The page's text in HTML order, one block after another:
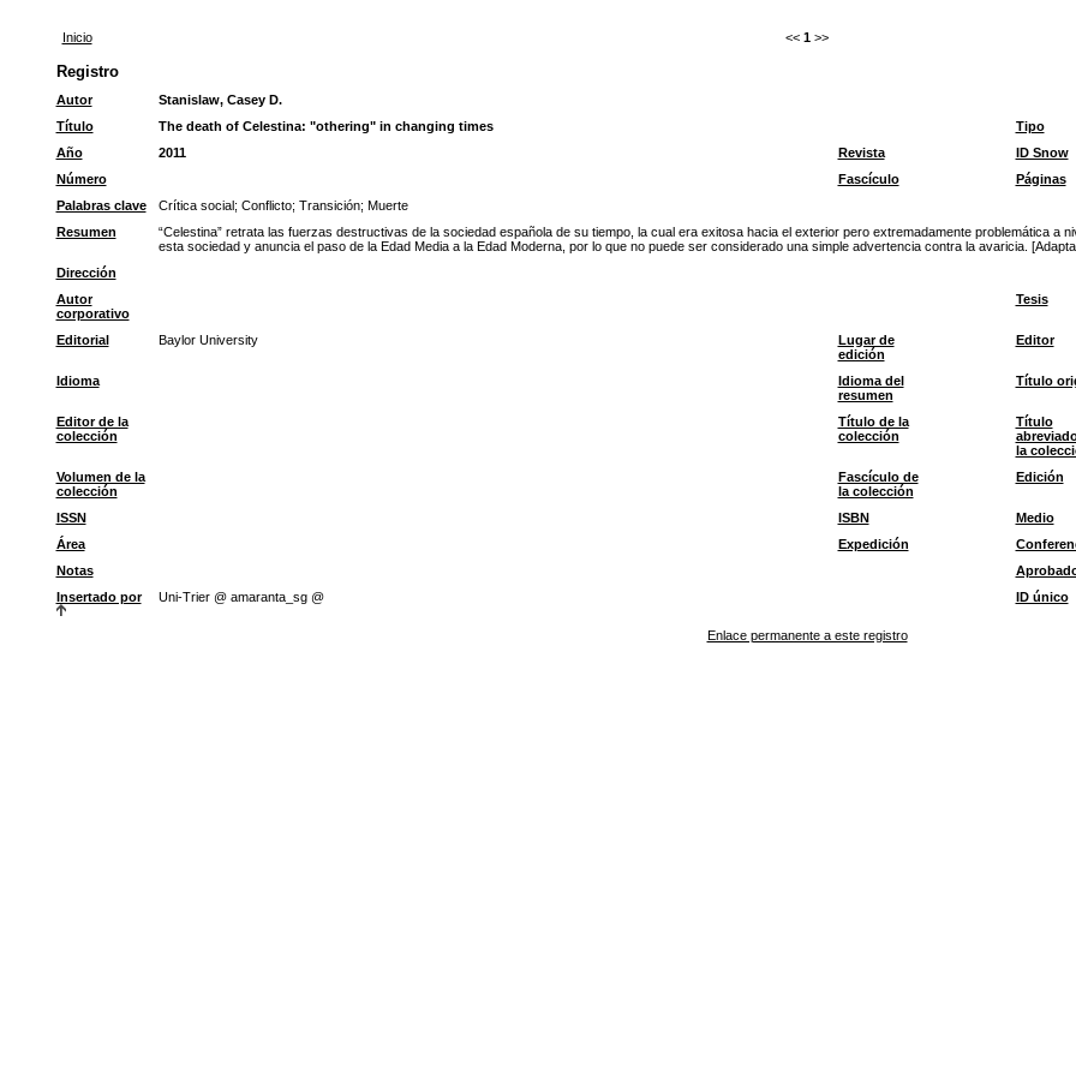
Inicio << 1 >>
Registro
Autor
Stanislaw, Casey D.
Título
The death of Celestina: "othering" in changing times Tipo
Año
2011 Revista ID Snow
Número
Fascículo
Páginas
Palabras clave
Crítica social; Conflicto; Transición; Muerte
Resumen
“Celestina” retrata las fuerzas destructivas de la sociedad española de su tiempo, la cual era exitosa hacia el exterior pero extremadamente problemática a
esta sociedad y anuncia el paso de la Edad Media a la Edad Moderna, por lo que no puede ser considerado una simple advertencia contra la avaricia.
Dirección
Autor
corporativo
Tesis
Editorial Baylor University
Lugar de
edición
Editor
Idioma
Idioma del
resumen
Título
Editor de la
colección
Título de la
colección
Título
la
Volumen de la
colección
Fascículo de
la colección
Edición
ISSN ISBN
Medio
Área
Expedición
Notas
Insertado por
Uni-Trier @ amaranta_sg @ ID único
Enlace permanente a este registro